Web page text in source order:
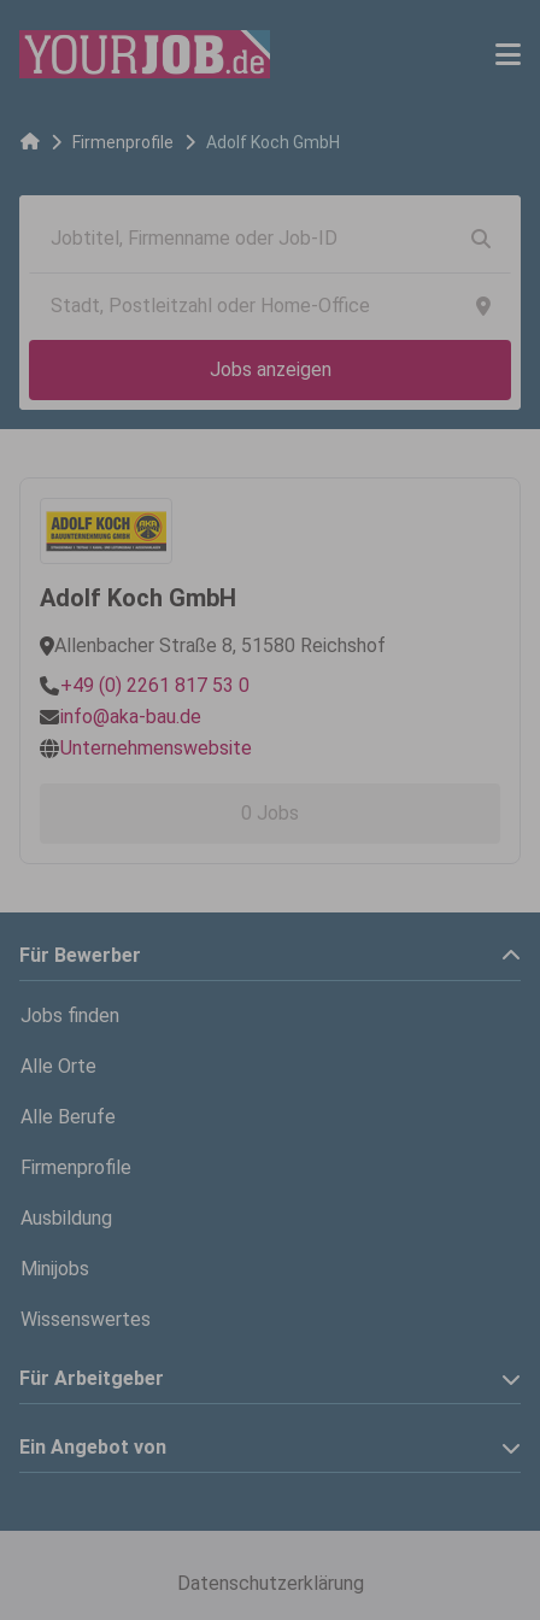
Firmenprofile Adolf Koch GmbH
Jobs anzeigen
Adolf Koch GmbH
Allenbacher Straße 8, 51580 Reichshof
+49 (0) 2261 817 53 0
info@aka-bau.de
Unternehmenswebsite
0 Jobs
Für Bewerber
Jobs finden
Alle Orte
Alle Berufe
Firmenprofile
Ausbildung
Minijobs
Wissenswertes
Für Arbeitgeber
Anzeige schalten
Ein Angebot von
Datenschutzerklärung